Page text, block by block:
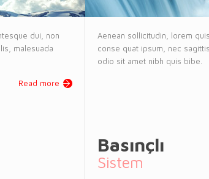
dui, non
malesuada
Read more
Aenean sollicitudin, lorem
conse quat ipsum, nec
odio sit amet nibh quis bibe.
Basınçlı
Sistem